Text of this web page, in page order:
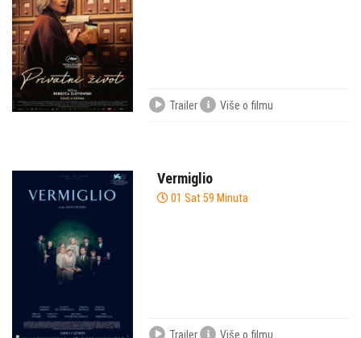
Trailer Više o filmu
Vermiglio
01 Sat 59 Minuta
Trailer Više o filmu